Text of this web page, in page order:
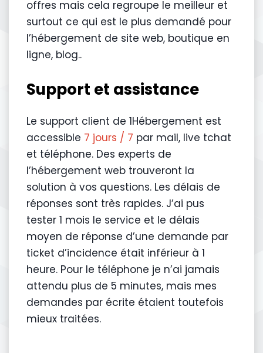
offres mais cela regroupe le meilleur et
surtout ce qui est le plus demandé pour
l’hébergement de site web, boutique en
ligne, blog..
Support et assistance
Le support client de 1Hébergement est
accessible 7 jours / 7 par mail, live tchat
et téléphone. Des experts de
l’hébergement web trouveront la
solution à vos questions. Les délais de
réponses sont très rapides. J’ai pus
tester 1 mois le service et le délais
moyen de réponse d’une demande par
ticket d’incidence était inférieur à 1
heure. Pour le téléphone je n’ai jamais
attendu plus de 5 minutes, mais mes
demandes par écrite étaient toutefois
mieux traitées.